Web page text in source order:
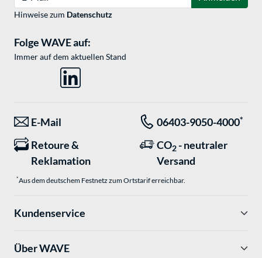
Hinweise zum Datenschutz
Folge WAVE auf:
Immer auf dem aktuellen Stand
E-Mail 06403-9050-4000*
Retoure &
Reklamation
CO2 - neutraler
Versand
*Aus dem deutschem Festnetz zum Ortstarif erreichbar.
Kundenservice
Über WAVE